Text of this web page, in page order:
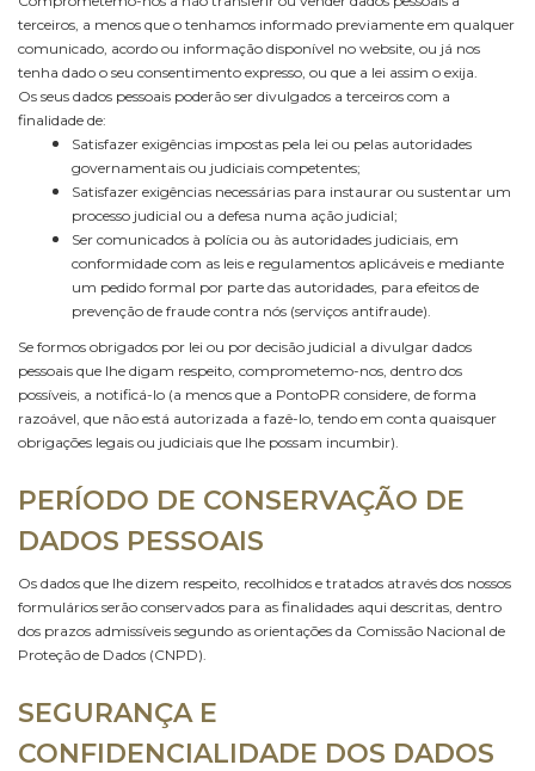
terceiros, a menos que o tenhamos informado previamente em qualquer
comunicado, acordo ou informação disponível no website, ou já nos
tenha dado o seu consentimento expresso, ou que a lei assim o exija.
Os seus dados pessoais poderão ser divulgados a terceiros com a
finalidade de:
Satisfazer exigências impostas pela lei ou pelas autoridades
governamentais ou judiciais competentes;
Satisfazer exigências necessárias para instaurar ou sustentar um
processo judicial ou a defesa numa ação judicial;
Ser comunicados à polícia ou às autoridades judiciais, em
conformidade com as leis e regulamentos aplicáveis e mediante
um pedido formal por parte das autoridades, para efeitos de
prevenção de fraude contra nós (serviços antifraude).
Se formos obrigados por lei ou por decisão judicial a divulgar dados
pessoais que lhe digam respeito, comprometemo-nos, dentro dos
possíveis, a notificá-lo (a menos que a PontoPR considere, de forma
razoável, que não está autorizada a fazê-lo, tendo em conta quaisquer
obrigações legais ou judiciais que lhe possam incumbir).
PERÍODO DE CONSERVAÇÃO DE
DADOS PESSOAIS
Os dados que lhe dizem respeito, recolhidos e tratados através dos nossos
formulários serão conservados para as finalidades aqui descritas, dentro
dos prazos admissíveis segundo as orientações da Comissão Nacional de
Proteção de Dados (CNPD).
SEGURANÇA E
CONFIDENCIALIDADE DOS DADOS